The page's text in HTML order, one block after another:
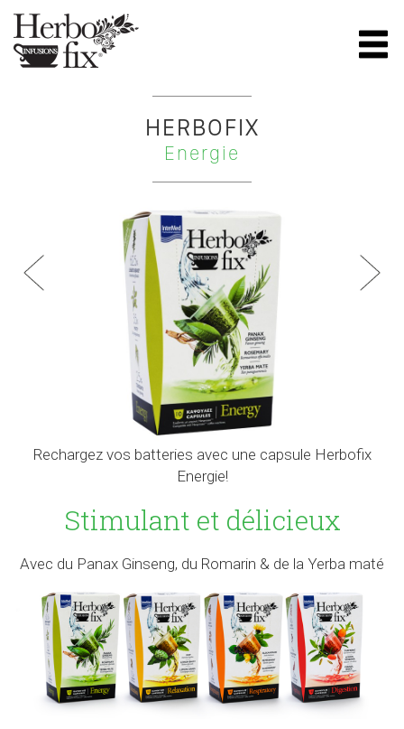
HERBOFIX
Energie
Rechargez vos batteries avec une capsule Herbofix
Energie!
Stimulant et délicieux
Avec du Panax Ginseng, du Romarin & de la Yerba maté